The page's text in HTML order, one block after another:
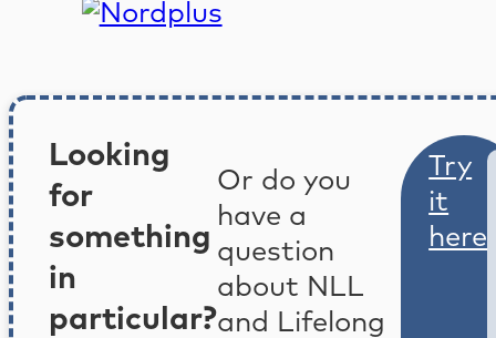
Looking
for
something
in
particular?
Or do you
have a
question
about NLL
and Lifelong
Try
it
here